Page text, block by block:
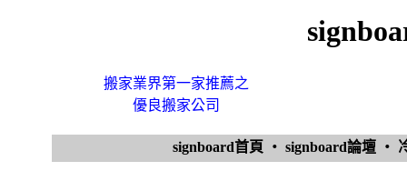
搬家業界第一家推薦之
優良搬家公司
signboard首頁 ‧ signboard論壇 ‧